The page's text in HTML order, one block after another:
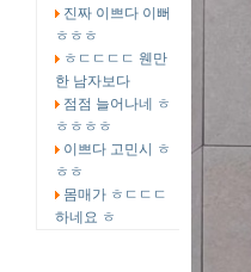
진짜 이쁘다 이뻐
ㅎㅎㅎ
ㅎㄷㄷㄷㄷ 웬만
한 남자보다
점점 늘어나네 ㅎ
ㅎㅎㅎㅎ
이쁘다 고민시 ㅎ
ㅎㅎ
몸매가 ㅎㄷㄷㄷ
하네요 ㅎ